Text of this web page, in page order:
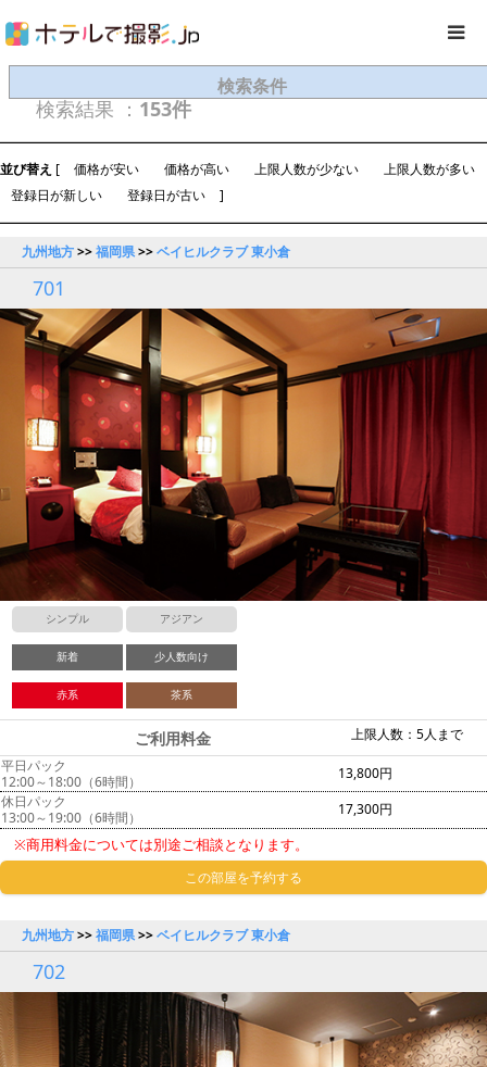
検索条件
検索結果 ： 153件
並び替え [ 価格が安い 価格が高い 上限人数が少ない
上限人数が多い
登録日が新しい
登録日が古い ]
九州地方>>福岡県>>ベイヒルクラブ 東小倉
701
シンプル アジアン
新着 少人数向け
赤系 茶系
上限人数：5人まで
ご利用料金
平日パック
12:00～18:00（6時間）
13,800円
休日パック
13:00～19:00（6時間）
17,300円
※商用料金については別途ご相談となります。
この部屋を予約する
九州地方>>福岡県>>ベイヒルクラブ 東小倉
702